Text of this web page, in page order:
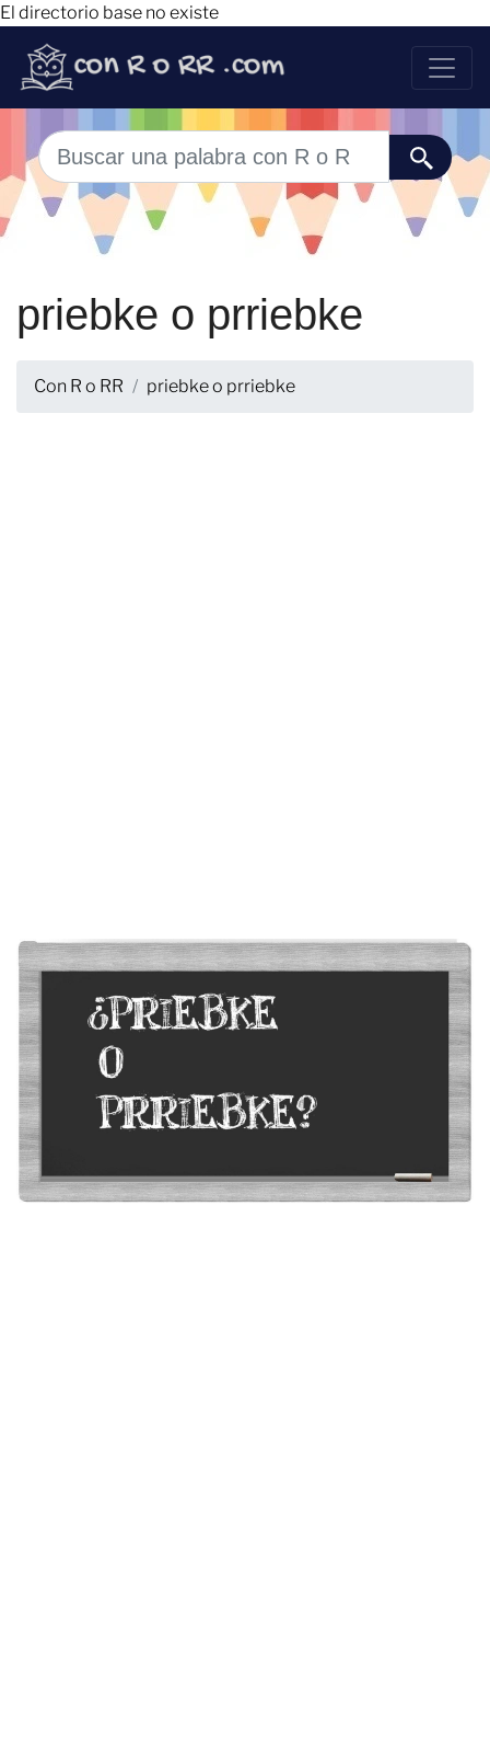
El directorio base no existe
priebke o prriebke
Con R o RR priebke o prriebke